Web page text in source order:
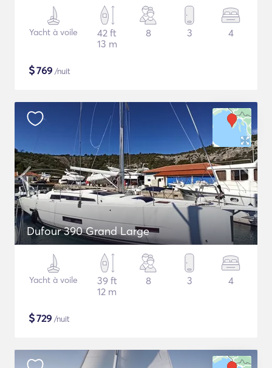
Yacht à voile
42 ft
13 m
8 3 4
$769 /nuit
Dufour 390 Grand Large
Yacht à voile
39 ft
12 m
8 3 4
$729 /nuit